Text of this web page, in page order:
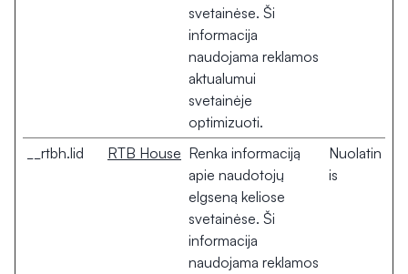
svetainėse. Ši
informacija
naudojama reklamos
aktualumui
svetainėje
optimizuoti.
__rtbh.lid RTB House Renka informaciją
apie naudotojų
elgseną keliose
svetainėse. Ši
informacija
naudojama reklamos
Nuolatin
is